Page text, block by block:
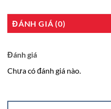
ĐÁNH GIÁ (0)
Đánh giá
Chưa có đánh giá nào.